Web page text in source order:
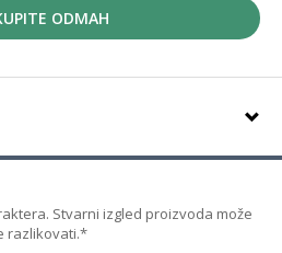
ODMAH
Stvarni izgled proizvoda može
razlikovati.*